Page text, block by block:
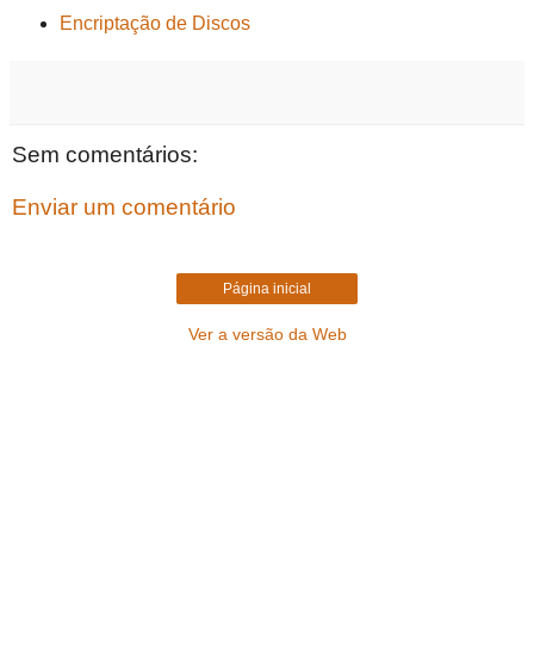
Encriptação de Discos
Sem comentários:
Enviar um comentário
Página inicial
Ver a versão da Web